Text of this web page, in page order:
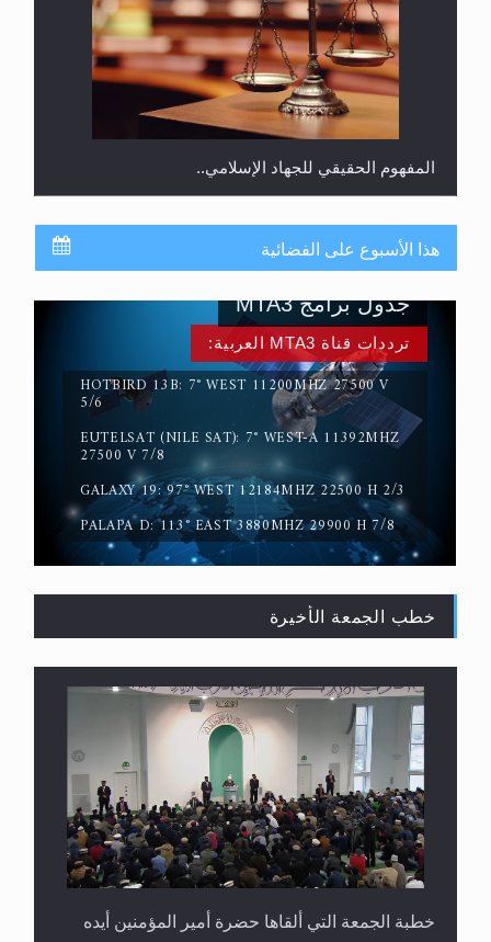
المفهوم الحقيقي للجهاد الإسلامي..
سورة التكوير تُنبئ بزمن بعثة المسيح الموعود عليه
حقيقة المسيح الدجال
هذا الأسبوع على الفضائية
ترددات قناة MTA3 العربية:
HOTBIRD 13B: 7° WEST 11200MHZ 27500 V
5/6
EUTELSAT (NILE SAT): 7° WEST-A 11392MHZ
27500 V 7/8
GALAXY 19: 97° WEST 12184MHZ 22500 H 2/3
PALAPA D: 113° EAST 3880MHZ 29900 H 7/8
جدول برامج MTA3
خطب الجمعة الأخيرة
خطبة الجمعة التي ألقاها حضرة أمير المؤمنين أيده